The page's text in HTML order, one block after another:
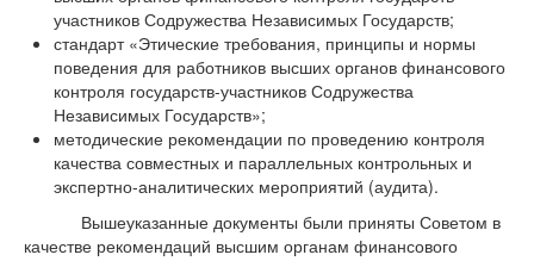
участников Содружества Независимых Государств;
стандарт «Этические требования, принципы и нормы
поведения для работников высших органов финансового
контроля государств-участников Содружества
Независимых Государств»;
методические рекомендации по проведению контроля
качества совместных и параллельных контрольных и
экспертно-аналитических мероприятий (аудита).
Вышеуказанные документы были приняты Советом в
качестве рекомендаций высшим органам финансового